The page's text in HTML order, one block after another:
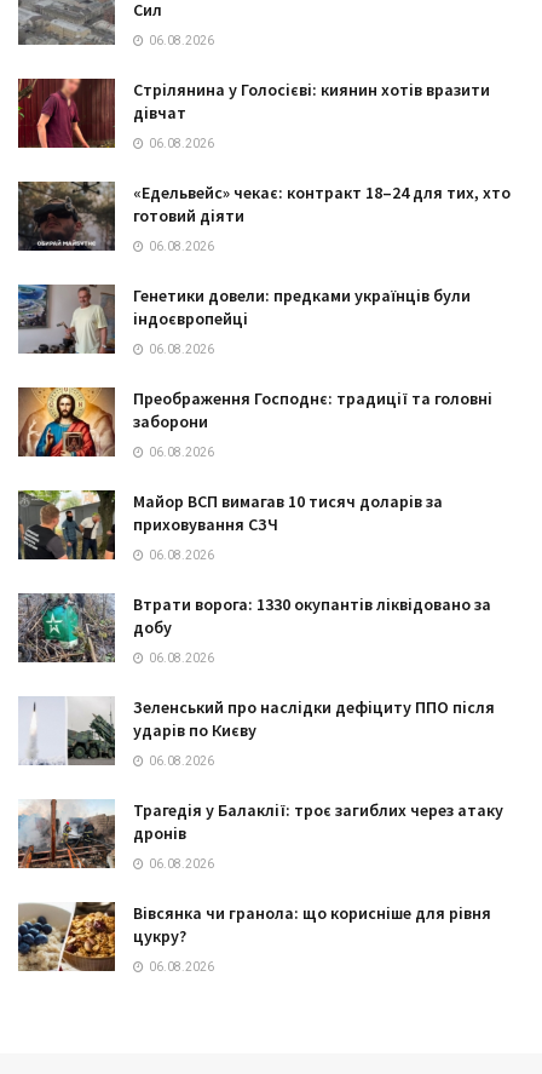
Сил
06.08.2026
Стрілянина у Голосієві: киянин хотів вразити
дівчат
06.08.2026
«Едельвейс» чекає: контракт 18–24 для тих, хто
готовий діяти
06.08.2026
Генетики довели: предками українців були
індоєвропейці
06.08.2026
Преображення Господнє: традиції та головні
заборони
06.08.2026
Майор ВСП вимагав 10 тисяч доларів за
приховування СЗЧ
06.08.2026
Втрати ворога: 1330 окупантів ліквідовано за
добу
06.08.2026
Зеленський про наслідки дефіциту ППО після
ударів по Києву
06.08.2026
Трагедія у Балаклії: троє загиблих через атаку
дронів
06.08.2026
Вівсянка чи гранола: що корисніше для рівня
цукру?
06.08.2026